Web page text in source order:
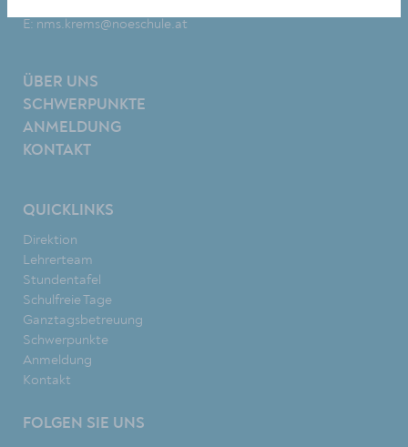
E: nms.krems@noeschule.at
ÜBER UNS
SCHWERPUNKTE
ANMELDUNG
KONTAKT
QUICKLINKS
Direktion
Lehrerteam
Stundentafel
Schulfreie Tage
Ganztagsbetreuung
Schwerpunkte
Anmeldung
Kontakt
FOLGEN SIE UNS